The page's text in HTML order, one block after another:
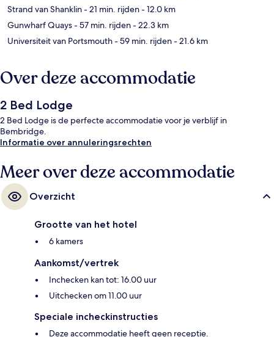
Strand van Shanklin- 21 min. rijden- 12.0 km
Gunwharf Quays- 57 min. rijden- 22.3 km
Universiteit van Portsmouth- 59 min. rijden- 21.6 km
Over deze accommodatie
2 Bed Lodge
2 Bed Lodge is de perfecte accommodatie voor je verblijf in
Bembridge.
Informatie over annuleringsrechten
Meer over deze accommodatie
Overzicht
Grootte van het hotel
6 kamers
Aankomst/vertrek
Inchecken kan tot: 16.00 uur
Uitchecken om 11.00 uur
Speciale incheckinstructies
Deze accommodatie heeft geen receptie.